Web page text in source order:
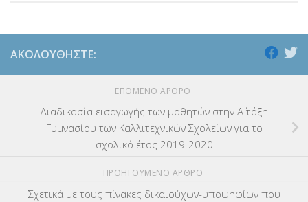
ΑΚΟΛΟΥΘΉΣΤΕ:
ΕΠΌΜΕΝΟ ΆΡΘΡΟ
Διαδικασία εισαγωγής των μαθητών στην Α΄ τάξη
Γυμνασίου των Καλλιτεχνικών Σχολείων για το
σχολικό έτος 2019-2020
ΠΡΟΗΓΟΎΜΕΝΟ ΆΡΘΡΟ
Σχετικά με τους πίνακες δικαιούχων-υποψηφίων που